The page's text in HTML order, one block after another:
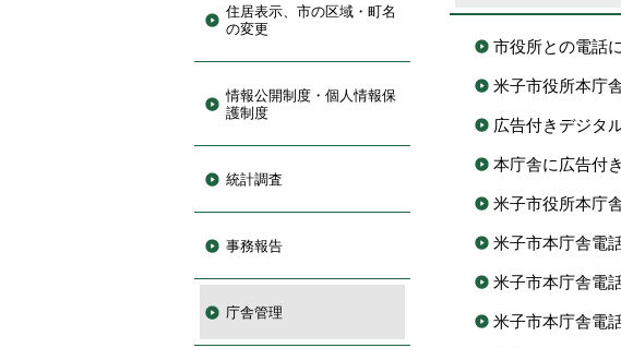
住居表示、市の区域・町名
の変更
情報公開制度・個人情報保
護制度
統計調査
事務報告
庁舎管理
市役所との電話
米子市役所本庁
広告付きデジタ
本庁舎に広告付
米子市役所本庁
米子市本庁舎電
米子市本庁舎電
米子市本庁舎電